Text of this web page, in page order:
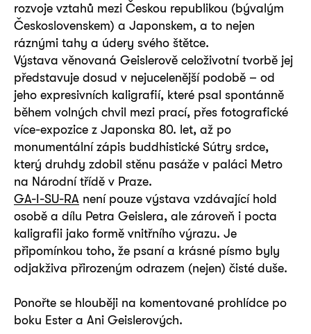
rozvoje vztahů mezi Českou republikou (bývalým
Československem) a Japonskem, a to nejen
ráznými tahy a údery svého štětce.
Výstava věnovaná Geislerově celoživotní tvorbě jej
představuje dosud v nejucelenější podobě – od
jeho expresivních kaligrafií, které psal spontánně
během volných chvil mezi prací, přes fotografické
více-expozice z Japonska 80. let, až po
monumentální zápis buddhistické Sútry srdce,
který druhdy zdobil stěnu pasáže v paláci Metro
na Národní třídě v Praze.
GA-I-SU-RA není pouze výstava vzdávající hold
osobě a dílu Petra Geislera, ale zároveň i pocta
kaligrafii jako formě vnitřního výrazu. Je
připomínkou toho, že psaní a krásné písmo byly
odjakživa přirozeným odrazem (nejen) čisté duše.
Ponořte se hlouběji na komentované prohlídce po
boku Ester a Ani Geislerových.